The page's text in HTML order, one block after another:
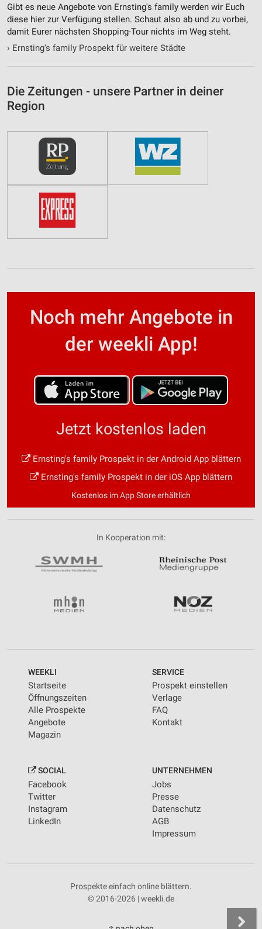
Gibt es neue Angebote von Ernsting's family werden wir Euch
diese hier zur Verfügung stellen. Schaut also ab und zu vorbei,
damit Eurer nächsten Shopping-Tour nichts im Weg steht.
› Ernsting's family Prospekt für weitere Städte
Die Zeitungen - unsere Partner in deiner
Region
Noch mehr Angebote in
der weekli App!
Jetzt kostenlos laden
Ernsting's family Prospekt in der Android App blättern
Ernsting's family Prospekt in der iOS App blättern
Kostenlos im App Store erhältlich
In Kooperation mit:
WEEKLI
Startseite
Öffnungszeiten
Alle Prospekte
Angebote
Magazin
SERVICE
Prospekt einstellen
Verlage
FAQ
Kontakt
SOCIAL
Facebook
Twitter
Instagram
LinkedIn
UNTERNEHMEN
Jobs
Presse
Datenschutz
AGB
Impressum
Prospekte einfach online blättern.
© 2016-2026 | weekli.de